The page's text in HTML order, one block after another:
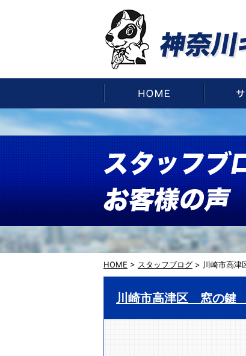
HOME
HOME > スタッフブログ > 川崎市高
川崎市高津区 窓の鍵